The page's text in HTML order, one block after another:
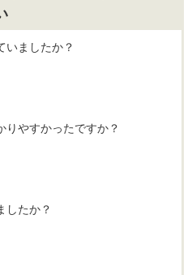
いましたか？
りやすかったですか？
したか？